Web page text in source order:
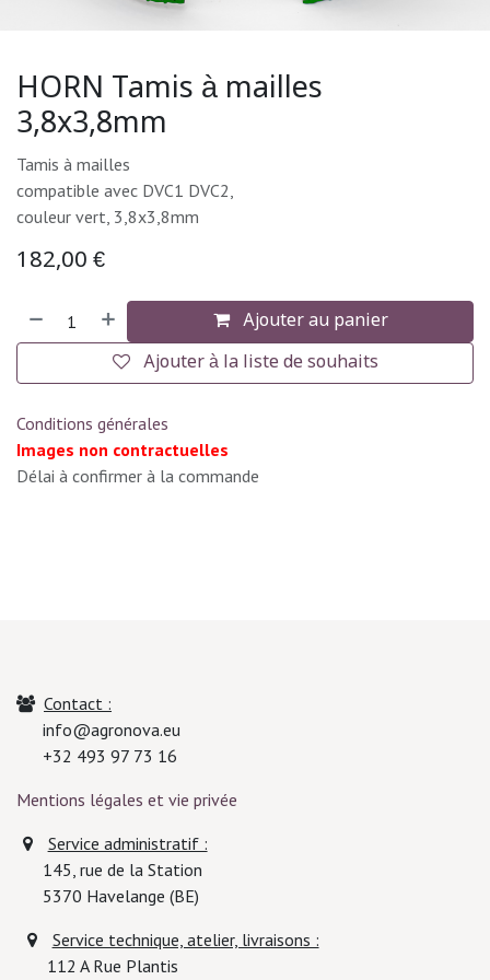
HORN Tamis à mailles
3,8x3,8mm
Tamis à mailles
compatible avec DVC1 DVC2,
couleur vert, 3,8x3,8mm
182,00 €
Ajouter au panier
Ajouter à la liste de souhaits
Conditions générales
Images non contractuelles
Délai à confirmer à la commande
Contact :
info@agronova.eu
+32 493 97 73 16
Mentions légales et vie privée
Service administratif :
145, rue de la Station
5370 Havelange (BE)
Service technique, atelier, livraisons :
112 A Rue Plantis